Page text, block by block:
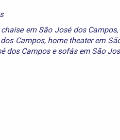
chaise em São José dos Campos,
Campos, home theater em
dos Camposesofás em São